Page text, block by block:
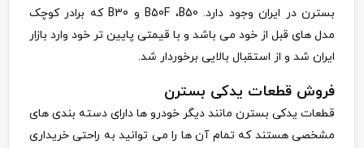
بسترن در ایران وجود دارد.B50، B50Fو B30که برادر کوچک
مدل های قبل از خود می باشد و با قیمتی پایین تر خود وارد بازار
ایران شد و از استقبال بالایی برخوردار شد.
فروش قطعات یدکی بسترن
قطعات یدکی بسترن مانند دیگر خودرو ها دارای دسته بندی های
مشخصی هستند که تمام آن ها را می توانید به راحتی خریداری